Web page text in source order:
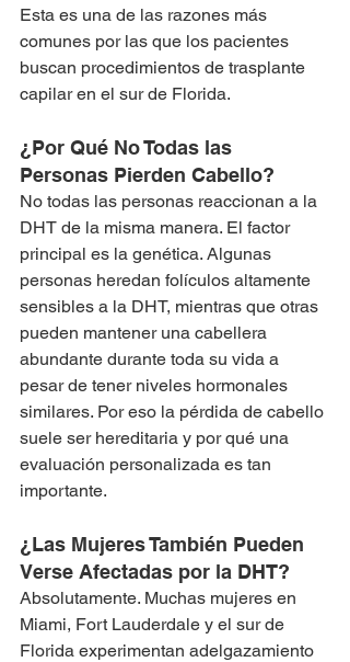
Esta es una de las razones más
comunes por las que los pacientes
buscan procedimientos de trasplante
capilar en el sur de Florida.
¿Por Qué No Todas las
Personas Pierden Cabello?
No todas las personas reaccionan a la
DHT de la misma manera. El factor
principal es la genética. Algunas
personas heredan folículos altamente
sensibles a la DHT, mientras que otras
pueden mantener una cabellera
abundante durante toda su vida a
pesar de tener niveles hormonales
similares. Por eso la pérdida de cabello
suele ser hereditaria y por qué una
evaluación personalizada es tan
importante.
¿Las Mujeres También Pueden
Verse Afectadas por la DHT?
Absolutamente. Muchas mujeres en
Miami, Fort Lauderdale y el sur de
Florida experimentan adelgazamiento